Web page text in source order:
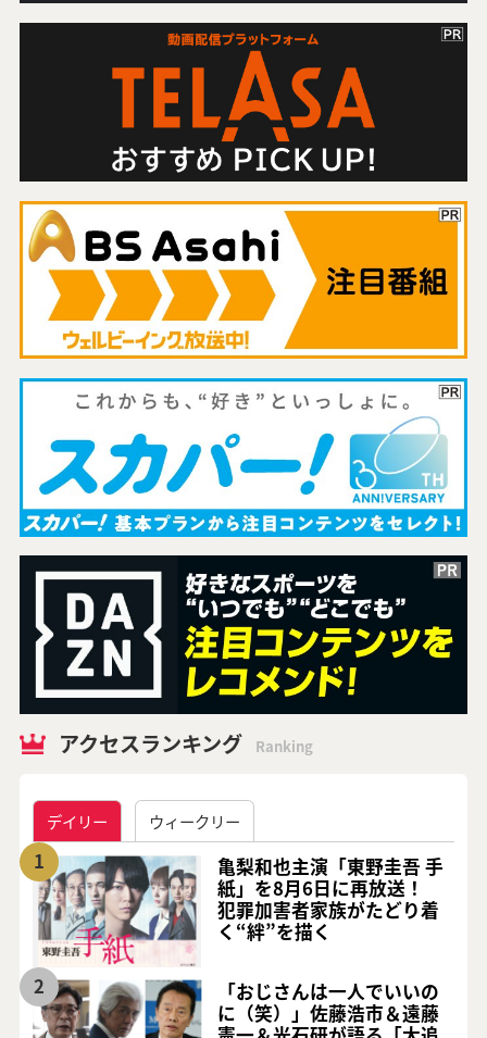
アクセスランキング Ranking
デイリー ウィークリー
1
亀梨和也主演「東野圭吾 手
紙」を8月6日に再放送！
犯罪加害者家族がたどり着
く“絆”を描く
2
「おじさんは一人でいいの
に（笑）」佐藤浩市＆遠藤